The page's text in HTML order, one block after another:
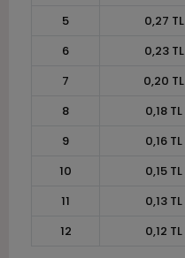
5
0,27 TL
6
0,23 TL
7
0,20 TL
8
0,18 TL
9
0,16 TL
10
0,15 TL
11
0,13 TL
12
0,12 TL